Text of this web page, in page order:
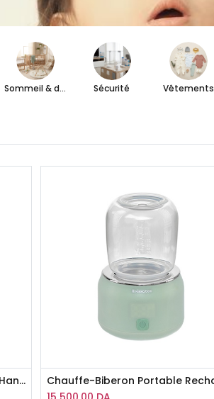
Sommeil & détente Sécurité Vêtements
Chauffe-Biberon Double 4 en 1 Handy Kikka Boo